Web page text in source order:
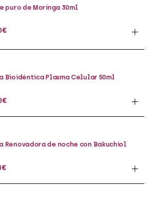
puro de Moringa 30ml
€
Bioidéntica Plasma Celular 50ml
€
Renovadora de noche con Bakuchiol
€